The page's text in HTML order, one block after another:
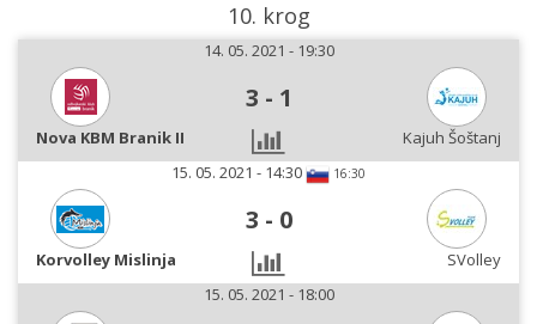
10. krog
14. 05. 2021 - 19:30
3 - 1
Nova KBM Branik II
Kajuh Šoštanj
15. 05. 2021 - 14:30
16:30
3 - 0
Korvolley Mislinja
SVolley
15. 05. 2021 - 18:00